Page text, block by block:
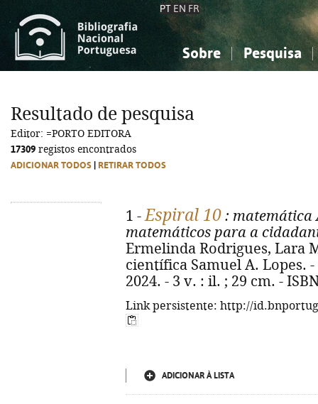
PT EN FR
Sobre Pesquisa
Ciências sociais...
Ciências sociais...
Resultado de pesquisa
Editor: =PORTO EDITORA
17309 registos encontrados
ADICIONAR TODOS RETIRAR TODOS
1 -Espiral 10 : matemática
matemáticos para a
Ermelinda Rodrigues, Lara
científica Samuel A. Lopes.
2024. - 3 v. : il. ; 29 cm. -
Link persistente: http://
ADICIONAR À LISTA